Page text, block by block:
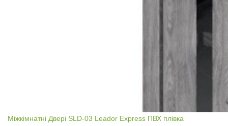
Міжкімнатні Двері SLD-03 Leador Express ПВХ плівка